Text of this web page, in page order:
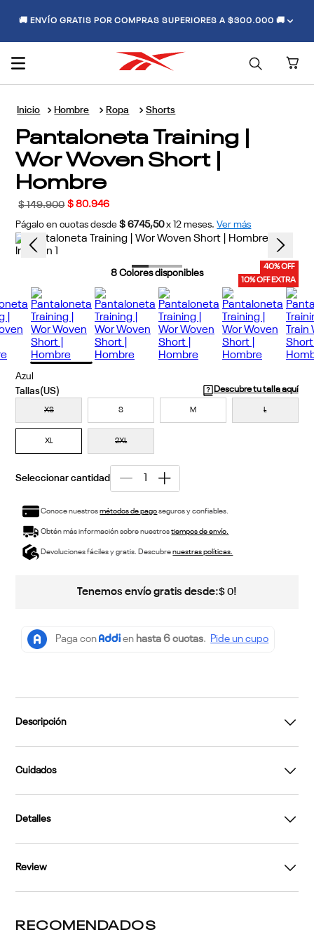
🚚 ENVÍO GRATIS POR COMPRAS SUPERIORES A $300.000 🚚
Hombre Ropa Shorts
Pantaloneta Training |
Wor Woven Short |
Hombre
$ 149.900 $ 80.946
Págalo en cuotas desde $ 6745,50 x 12 meses. Ver más
40% OFF
10% OFF EXTRA
8 Colores disponibles
Azul
Descubre tu talla aquí
XS S M L
XL 2XL
Conoce nuestrosmétodos de pagoseguros y confiables.
Obtén más información sobre nuestrostiempos de envío.
Devoluciones fáciles y gratis. Descubrenuestras políticas.
Tenemos envío gratis desde:$ 0!
Descripción
Cuidados
Detalles
Review
RECOMENDADOS